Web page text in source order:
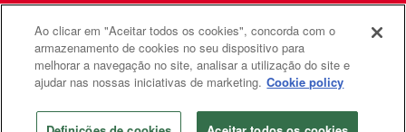
Comunicações Metodistas Unidas é uma agência da Igreja
Metodista Unida
©2026 Comunicações Metodistas Unidas. Todos os direitos
reservados
Ao clicar em "Aceitar todos os cookies", concorda com o
armazenamento de cookies no seu dispositivo para
melhorar a navegação no site, analisar a utilização do site e
ajudar nas nossas iniciativas de marketing. Cookie policy